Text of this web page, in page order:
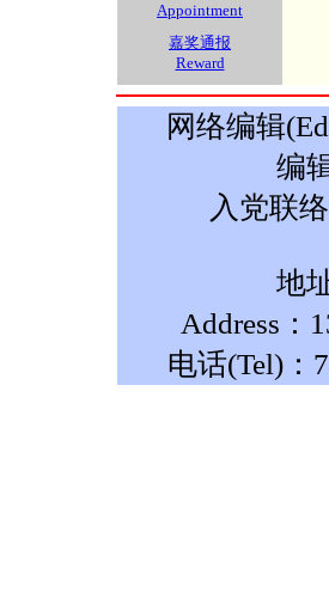
Appointment
嘉奖通报
Reward
网络编辑
编
入党联
地
Address：
电话(Tel)：